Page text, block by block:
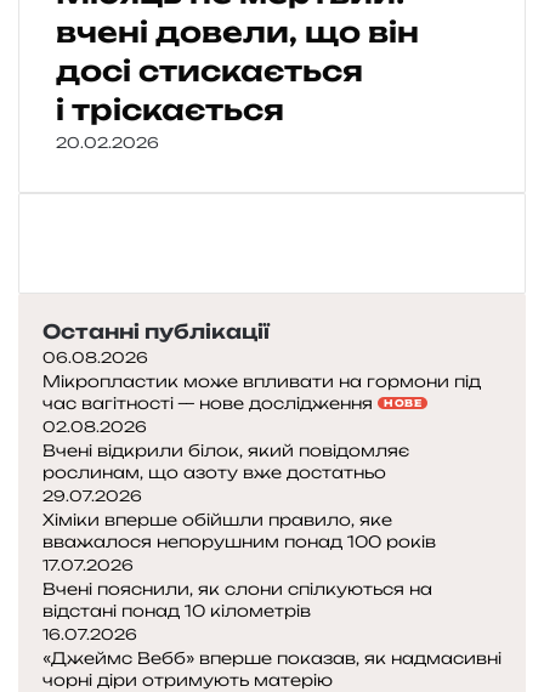
вчені довели, що він
досі стискається
і тріскається
20.02.2026
Останні публікації
06.08.2026
Мікропластик може впливати на гормони під
час вагітності — нове дослідження
НОВЕ
02.08.2026
Вчені відкрили білок, який повідомляє
рослинам, що азоту вже достатньо
29.07.2026
Хіміки вперше обійшли правило, яке
вважалося непорушним понад 100 років
17.07.2026
Вчені пояснили, як слони спілкуються на
відстані понад 10 кілометрів
16.07.2026
«Джеймс Вебб» вперше показав, як надмасивні
чорні діри отримують матерію